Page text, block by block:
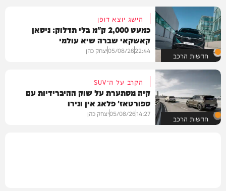
חדשות הרכב
הישג יוצא דופן
כמעט 2,000 ק"מ בלי תדלוק: ניסאן
קאשקאי שברה שיא עולמי
22:44
05/08/26יצחק כהן
חדשות הרכב
הקרב על ה־SUV
קיה מסתערת על שוק ההיברידיות עם
ספורטאז' פלאג אין ונירו
14:27
05/08/26יצחק כהן